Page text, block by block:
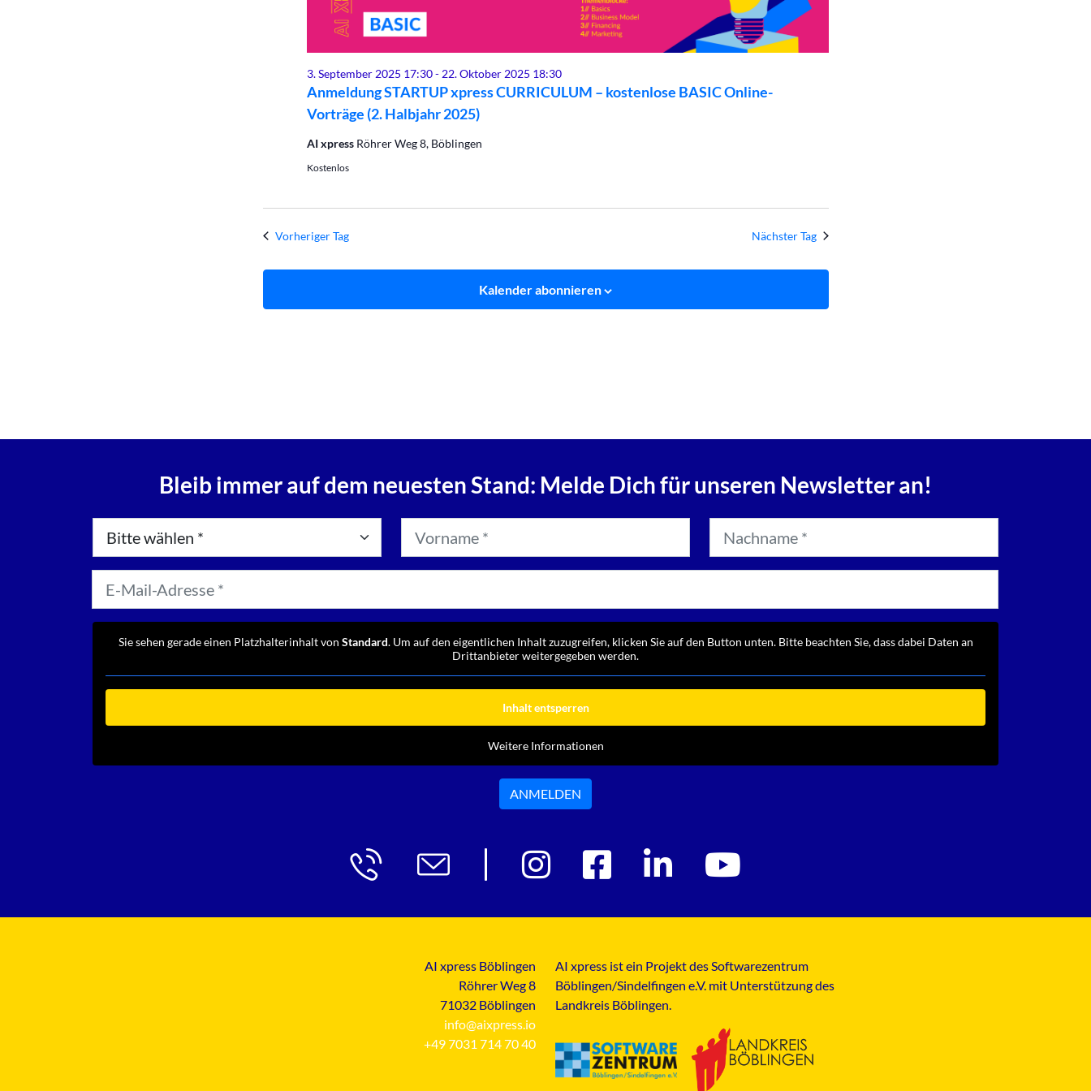
2025
Anmeldung STARTUP xpress CURRICULUM – kostenlose BASIC Online-
Vorträge (2. Halbjahr 2025)
3. September 2025 17:30- 22. Oktober 2025 18:30
AI xpress Röhrer Weg 8, Böblingen
Kostenlos
Vorheriger Tag Nächster Tag
Kalender abonnieren
Bleib immer auf dem neuesten Stand: Melde Dich für unseren Newsletter an!
Sie sehen gerade einen Platzhalterinhalt von Standard. Um auf den eigentlichen Inhalt zuzugreifen, klicken Sie auf den Button unten. Bitte beachten Sie, dass dabei Daten an
Drittanbieter weitergegeben werden.
Inhalt entsperren
Weitere Informationen
ANMELDEN
AI xpress Böblingen
Röhrer Weg 8
71032 Böblingen
info@aixpress.io
+49 7031 714 70 40
AI xpress ist ein Projekt des Softwarezentrum
Böblingen/Sindelfingen e.V. mit Unterstützung des
Landkreis Böblingen.